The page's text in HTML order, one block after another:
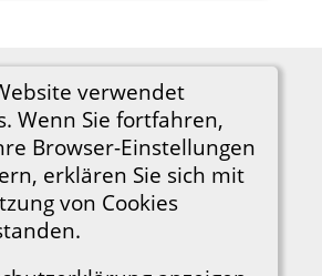
verwendet
Wenn Sie fortfahren,
Browser-Einstellungen
erklären Sie sich mit
von Cookies